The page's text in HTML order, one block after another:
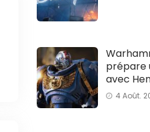
prépare
avec
4 Août.